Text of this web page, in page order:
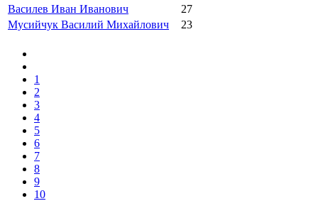
Василев Иван Иванович
27
Мусийчук Василий Михайлович
23
1
2
3
4
5
6
7
8
9
10